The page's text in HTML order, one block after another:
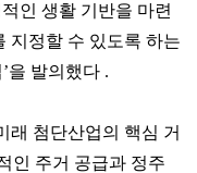
인 생활 기반을 마련
지정할 수 있도록 하는
을 발의했다 .
래 첨단산업의 핵심 거
인 주거 공급과 정주